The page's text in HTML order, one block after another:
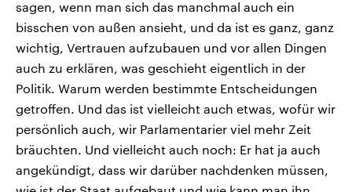
sagen, wenn man sich das manchmal auch ein
bisschen von außen ansieht, und da ist es ganz, ganz
wichtig, Vertrauen aufzubauen und vor allen Dingen
auch zu erklären, was geschieht eigentlich in der
Politik. Warum werden bestimmte Entscheidungen
getroffen. Und das ist vielleicht auch etwas, wofür wir
persönlich auch, wir Parlamentarier viel mehr Zeit
bräuchten. Und vielleicht auch noch: Er hat ja auch
angekündigt, dass wir darüber nachdenken müssen,